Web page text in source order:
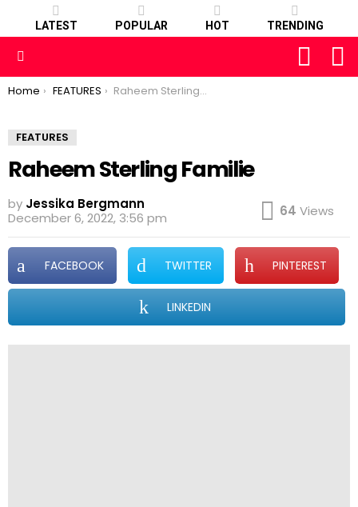
LATEST POPULAR HOT TRENDING
FOLLOW
You are here:
Home FEATURES Raheem Sterling Familie
FEATURES
Raheem Sterling Familie
by Jessika Bergmann
December 6, 2022, 3:56 pm
64 Views
FACEBOOK TWITTER PINTEREST
LINKEDIN